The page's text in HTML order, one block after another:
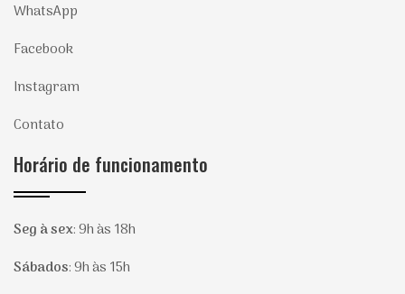
WhatsApp
Facebook
Instagram
Contato
Horário de funcionamento
Seg à sex:9h às 18h
Sábados:9h às 15h